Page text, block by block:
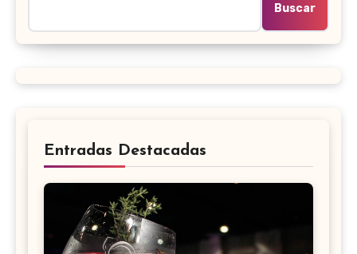
Buscar
Entradas Destacadas